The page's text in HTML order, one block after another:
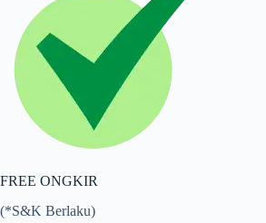
FREE ONGKIR
(*S&K Berlaku)